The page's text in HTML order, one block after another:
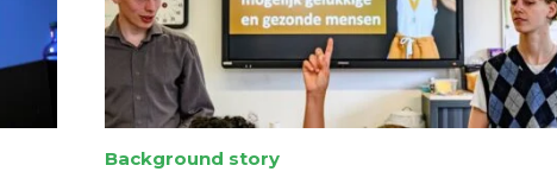
Background story